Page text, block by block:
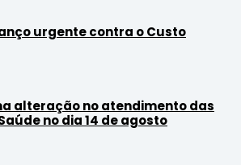
urgente contra o Custo
alteração no atendimento das
no dia 14 de agosto